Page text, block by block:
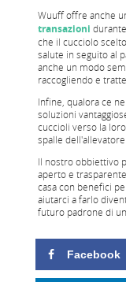
Wuuff offre anche
transazioni
che il cucciolo
salute in seguito al
anche un modo
raccogliendo e
Infine, qualora ce
soluzioni
cuccioli verso la
spalle dell'allevatore.
Il nostro obbiettivo
aperto e
casa con benefici
aiutarci a farlo
futuro padrone di
Facebook